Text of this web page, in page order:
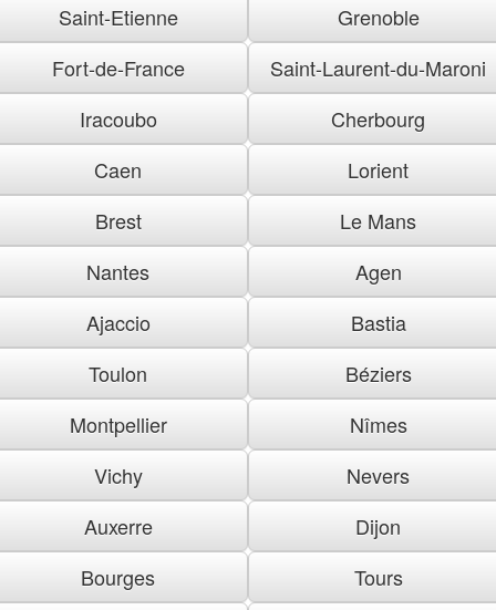
Saint-Etienne
Grenoble
Fort-de-France
Saint-Laurent-du-Maroni
Iracoubo
Cherbourg
Caen
Lorient
Brest
Le Mans
Nantes
Agen
Ajaccio
Bastia
Toulon
Béziers
Montpellier
Nîmes
Vichy
Nevers
Auxerre
Dijon
Bourges
Tours